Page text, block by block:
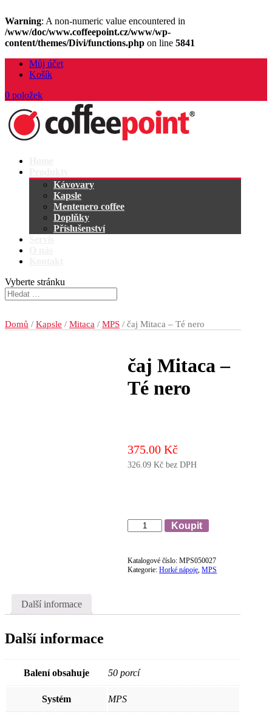
Warning: A non-numeric value encountered in
/www/doc/www.coffeepoint.cz/www/wp-
content/themes/Divi/functions.php on line 5841
Můj účet
Košík
0 položek
Kávovary
Kapsle
Mentenero coffee
Doplňky
Příslušenství
Vyberte stránku
Domů / Kapsle / Mitaca / MPS / čaj Mitaca – Té nero
čaj Mitaca –
Té nero
375.00Kč
326.09Kč bez DPH
Množství Koupit
Katalogové číslo:MPS050027
Kategorie:Horké nápoje,MPS
Další informace
Další informace
Balení obsahuje 50 porcí
Systém MPS